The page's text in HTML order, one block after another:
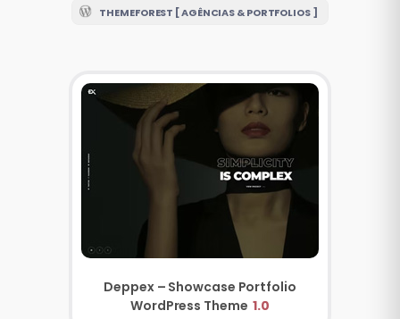
THEMEFOREST [ AGÊNCIAS & PORTFOLIOS ]
Deppex – Showcase Portfolio
WordPress Theme 1.0